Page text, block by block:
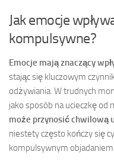
Jak emocje
kompulsywne?
Emocje mają znaczący
stając się kluczowym
odżywiania. W trudnych
jako sposób na ucieczkę od
może przynosić chwilową
niestety często kończy się
kompulsywnym objadaniem